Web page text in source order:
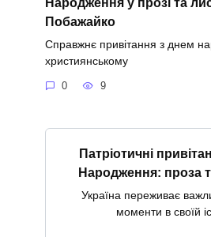
Побажайко
Справжнє привітання з днем
християнському
0 9
Патріотичні
Народження: проза
Україна переживає
моменти в своїй